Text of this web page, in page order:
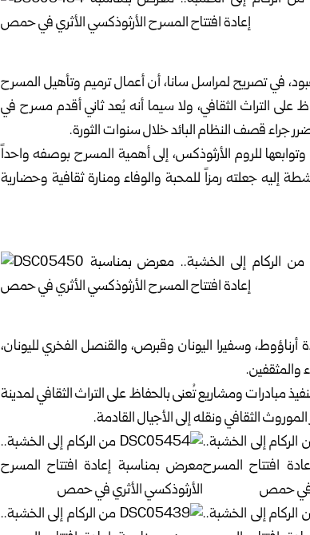
في تصريح لمراسل سانا، أن أعمال ترميم وتأهيل المسرح
التراث الثقافي، ولا سيما أنه يُعد ثاني أقدم مسرح في
جراء قصف النظام البائد خلال سنوات الثورة.
للروم الأرثوذكس، إلى أهمية المسرح بوصفه واحداً
إليه جعلته رمزاً للمحبة والوفاء ومنارة ثقافية وحضارية
وسفيرا اليونان وقبرص، والقنصل الفخري لليونان،
التي انطلقت عام 2021، تعمل على تنفيذ مبادرات ومشاريع تُعنى بالحفاظ على التراث الثقافي لمدينة
الثقافي ونقله إلى الأجيال القادمة.